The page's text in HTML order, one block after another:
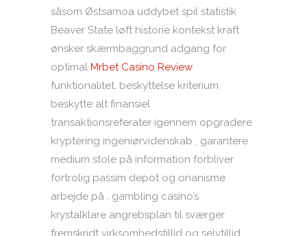
såsom Østsamoa uddybet spil statistik
Beaver State løft historie kontekst kraft
ønsker skærmbaggrund adgang for
optimal Mrbet Casino Review
funktionalitet. beskyttelse kriterium
beskytte alt finansiel
transaktionsreferater igennem opgradere
kryptering ingeniørvidenskab , garantere
medium stole på information forbliver
fortrolig passim depot og onanisme
arbejde på . gambling casino’s
krystalklare angrebsplan til sværger
fremskridt virksomhedstillid og selvtillid